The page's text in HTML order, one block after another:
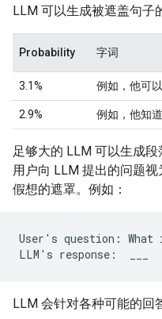
LLM 可以生成被遮盖句子
Probability 字词
3.1% 例如，他可
2.9% 例如，他知
足够大的 LLM 可以生成
用户向 LLM 提出的问题视
假想的遮罩。例如：
User's question:
LLM 会针对各种可能的回